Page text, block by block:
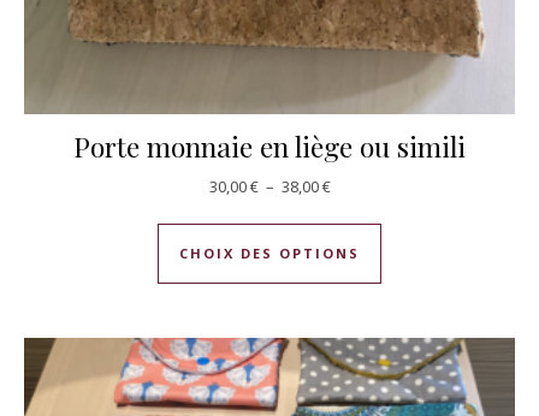
Porte monnaie en liège ou simili
30,00€ – 38,00€Plage de prix : 30,00 € à
CHOIX DES OPTIONS
Ce produit a